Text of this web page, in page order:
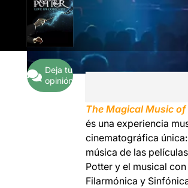
Deja tu
opinión
The Magical Music
és una experiencia
cinematográfica
música de las
Potter y el musical
Filarmónica y